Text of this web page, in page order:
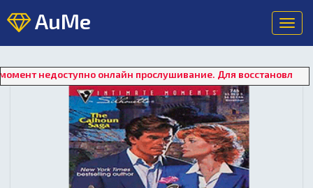
AuMe
онлайн прослушивание. Для восстановления работы